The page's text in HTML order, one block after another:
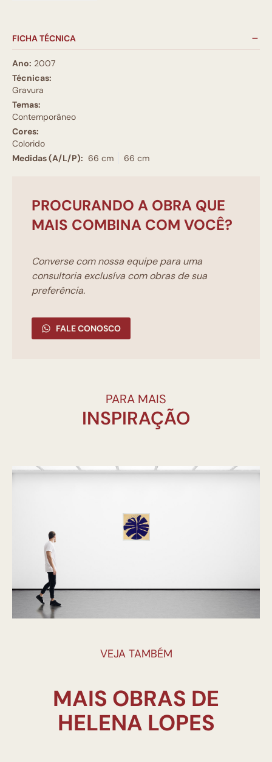
FICHA TÉCNICA
Ano: 2007
Técnicas:
Gravura
Temas:
Contemporâneo
Cores:
Colorido
Medidas (A/L/P): 66 cm 66 cm
PROCURANDO A OBRA QUE
MAIS COMBINA COM VOCÊ?
Converse com nossa equipe para uma
consultoria exclusíva com obras de sua
preferência.
FALE CONOSCO
PARA MAIS
INSPIRAÇÃO
VEJA TAMBÉM
MAIS OBRAS DE